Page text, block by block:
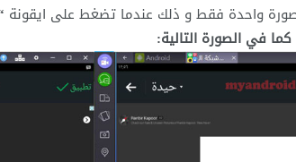
واحدة فقط و ذلك عندما تضغط على ايقونة
كما في الصورة التالية: